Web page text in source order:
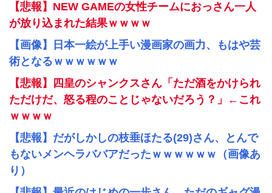
【悲報】NEW GAMEの女性チームにおっさん一人
が放り込まれた結果ｗｗｗｗ
【画像】日本一絵が上手い漫画家の画力、もはや芸
術となるｗｗｗｗｗｗ
【悲報】四皇のシャンクスさん「ただ酒をかけられ
ただけだ、怒る程のことじゃないだろう？」←これ
ｗｗｗｗ
【悲報】だがしかしの枝垂ほたる(29)さん、とんで
もないメンヘラババアだったｗｗｗｗｗｗ（画像あ
り）